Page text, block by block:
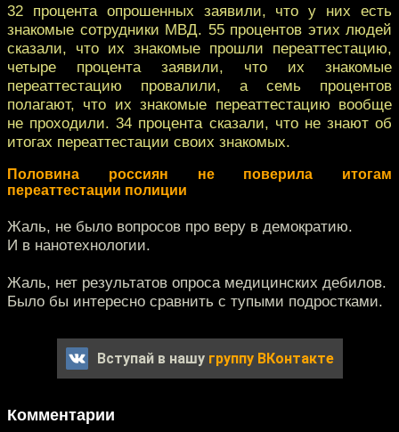
32 процента опрошенных заявили, что у них есть
знакомые сотрудники МВД. 55 процентов этих людей
сказали, что их знакомые прошли переаттестацию,
четыре процента заявили, что их знакомые
переаттестацию провалили, а семь процентов
полагают, что их знакомые переаттестацию вообще
не проходили. 34 процента сказали, что не знают об
итогах переаттестации своих знакомых.
Половина россиян не поверила итогам
переаттестации полиции
Жаль, не было вопросов про веру в демократию.
И в нанотехнологии.
Жаль, нет результатов опроса медицинских дебилов.
Было бы интересно сравнить с тупыми подростками.
Вступай в нашу группу ВКонтакте
Комментарии